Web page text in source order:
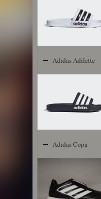
Adidas Adilette
Adidas Copa